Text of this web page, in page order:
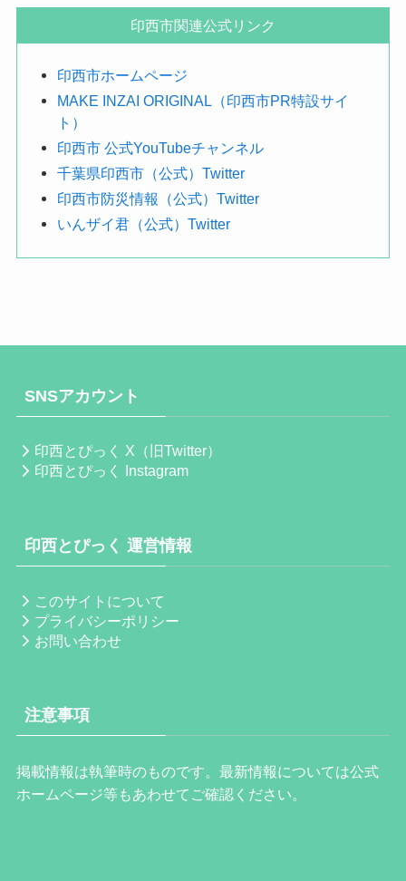
す
印西市関連公式リンク
印西市ホームページ
MAKE INZAI ORIGINAL（印西市PR特設サイ
ト）
印西市 公式YouTubeチャンネル
千葉県印西市（公式）Twitter
印西市防災情報（公式）Twitter
いんザイ君（公式）Twitter
SNSアカウント
印西とぴっく X（旧Twitter）
印西とぴっく Instagram
印西とぴっく 運営情報
このサイトについて
プライバシーポリシー
お問い合わせ
注意事項
掲載情報は執筆時のものです。最新情報については公式
ホームページ等もあわせてご確認ください。